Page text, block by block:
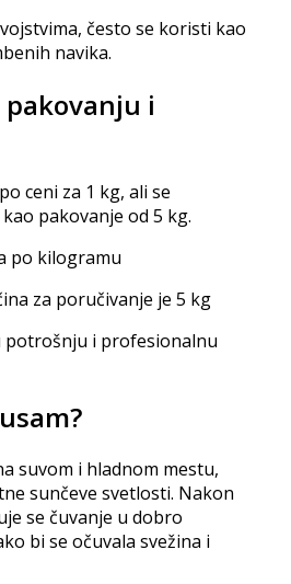
često se koristi kao
navika.
i
ceni za 1 kg, ali se
pakovanje od 5 kg.
po kilogramu
za poručivanje je 5 kg
potrošnju i profesionalnu
suvom i hladnom mestu,
sunčeve svetlosti. Nakon
se čuvanje u dobro
bi se očuvala svežina i